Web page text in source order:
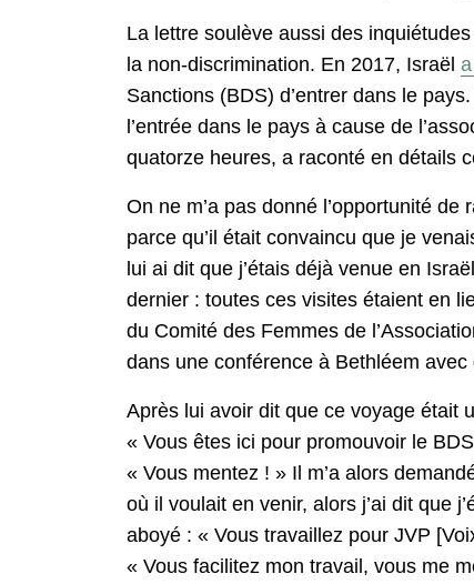
La lettre soulève aussi des
la non-discrimination. En 2017, Israël
Sanctions (BDS) d’entrer dans le
l’entrée dans le pays à cause de
quatorze heures, a raconté en détails
On ne m’a pas donné l’opportunité
parce qu’il était convaincu que je
lui ai dit que j’étais déjà venue en
dernier : toutes ces visites étaient en
du Comité des Femmes de
dans une conférence à Bethléem
Après lui avoir dit que ce voyage était
« Vous êtes ici pour promouvoir le
« Vous mentez ! » Il m’a alors
où il voulait en venir, alors j’ai dit que
aboyé : « Vous travaillez pour JVP
« Vous facilitez mon travail, vous me